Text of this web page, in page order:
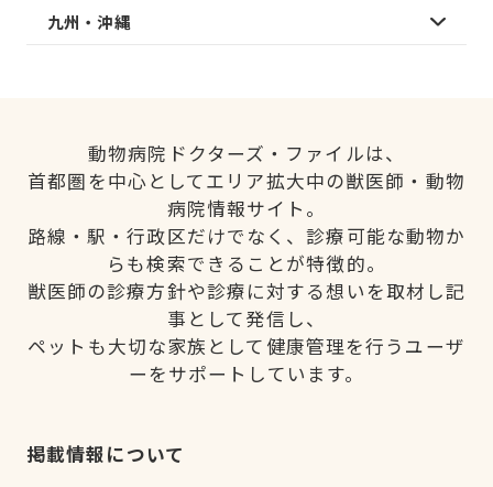
九州・沖縄
動物病院ドクターズ・ファイルは、
首都圏を中心としてエリア拡大中の獣医師・動物
病院情報サイト。
路線・駅・行政区だけでなく、診療可能な動物か
らも検索できることが特徴的。
獣医師の診療方針や診療に対する想いを取材し記
事として発信し、
ペットも大切な家族として健康管理を行うユーザ
ーをサポートしています。
掲載情報について